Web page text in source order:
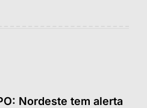
Nordeste tem alerta